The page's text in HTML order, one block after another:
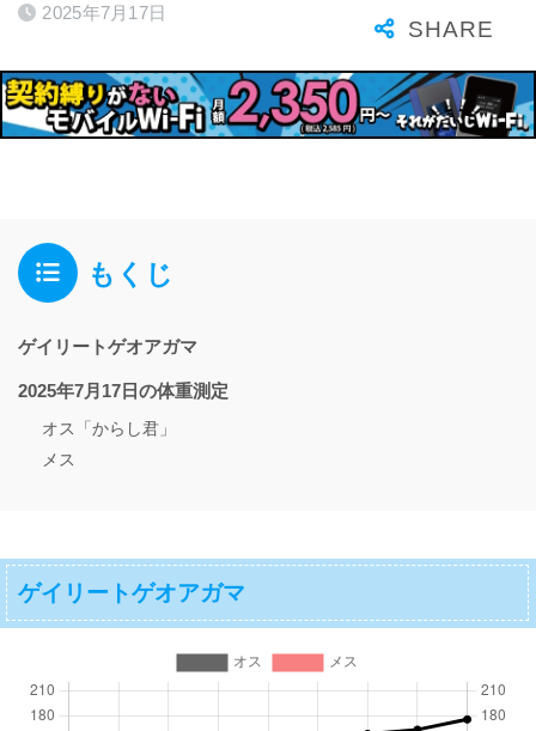
2025年7月17日
もくじ
ゲイリートゲオアガマ
2025年7月17日の体重測定
オス「からし君」
メス
ゲイリートゲオアガマ